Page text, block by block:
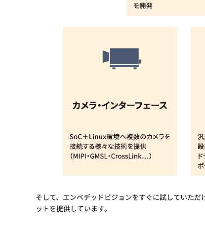
そして、エンベデッドビジョンをすぐに試していた
ットを提供しています。